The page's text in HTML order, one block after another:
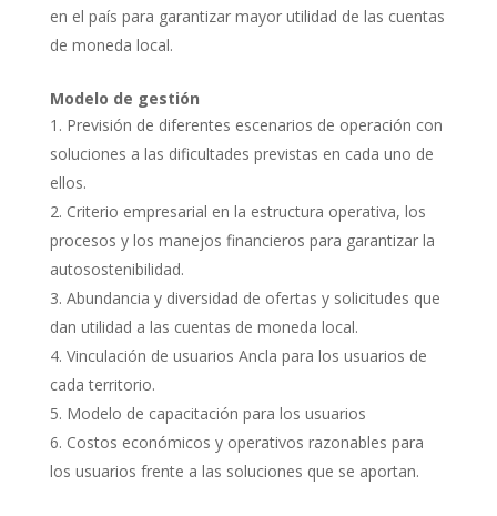
en el país para garantizar mayor utilidad de las cuentas
de moneda local.
Modelo de gestión
Previsión de diferentes escenarios de operación con
soluciones a las dificultades previstas en cada uno de
ellos.
Criterio empresarial en la estructura operativa, los
procesos y los manejos financieros para garantizar la
autosostenibilidad.
Abundancia y diversidad de ofertas y solicitudes que
dan utilidad a las cuentas de moneda local.
Vinculación de usuarios Ancla para los usuarios de
cada territorio.
Modelo de capacitación para los usuarios
Costos económicos y operativos razonables para
los usuarios frente a las soluciones que se aportan.